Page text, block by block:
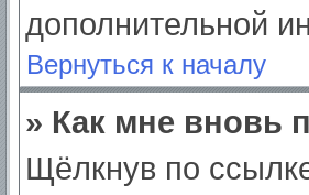
дополнительной
Вернуться к началу
» Как мне вновь
Щёлкнув по